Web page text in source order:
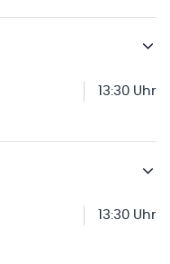
13:30 Uhr
13:30 Uhr